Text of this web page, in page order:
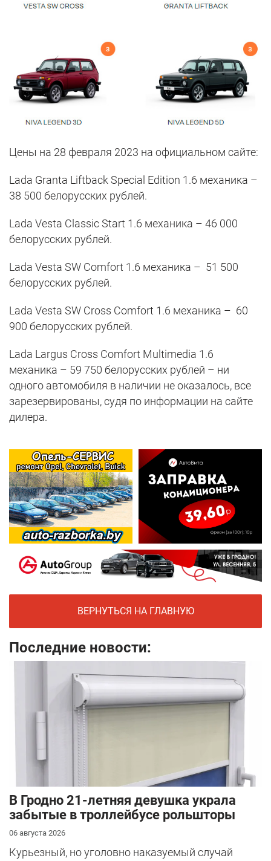
Цены на 28 февраля 2023 на официальном сайте:
Lada Granta Liftback Special Edition 1.6 механика –
38 500 белорусских рублей.
Lada Vesta Classic Start 1.6 механика – 46 000
белорусских рублей.
Lada Vesta SW Comfort 1.6 механика – 51 500
белорусских рублей.
Lada Vesta SW Cross Comfort 1.6 механика – 60
900 белорусских рублей.
Lada Largus Cross Comfort Multimedia 1.6
механика – 59 750 белорусских рублей – ни
одного автомобиля в наличии не оказалось, все
зарезервированы, судя по информации на сайте
дилера.
ВЕРНУТЬСЯ НА ГЛАВНУЮ
Последние новости:
В Гродно 21-летняя девушка украла
забытые в троллейбусе рольшторы
06 августа 2026
Курьезный, но уголовно наказуемый случай